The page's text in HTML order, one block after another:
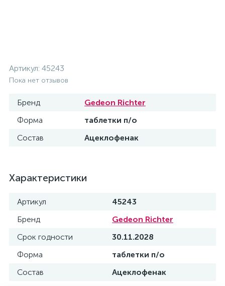
Артикул: 45243
Пока нет отзывов
Бренд
Gedeon Richter
Форма
таблетки п/о
Состав
Ацеклофенак
Характеристики
Артикул
45243
Бренд
Gedeon Richter
Срок годности
30.11.2028
Форма
таблетки п/о
Состав
Ацеклофенак